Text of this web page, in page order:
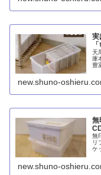
実
天
庫
豊
new.shuno-
無
無
リ
ケ
は
new.shuno-